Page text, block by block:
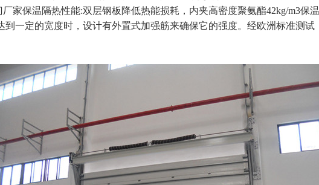
家保温隔热性能:双层钢板降低热能损耗，内夹高密度聚氨酯42kg/m3保
到一定的宽度时，设计有外置式加强筋来确保它的强度。经欧洲标准测试